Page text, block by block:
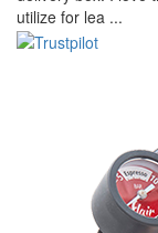
Andreas
Very good
Special, and the
worries about
Very professional,
Ihor Zlobin